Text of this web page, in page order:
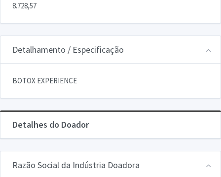
8.728,57
Detalhamento / Especificação
BOTOX EXPERIENCE
Detalhes do Doador
Razão Social da Indústria Doadora